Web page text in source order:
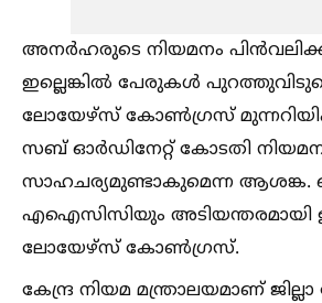
അനർഹരുടെ നിയമനം
ഇല്ലെങ്കില്‍ പേരുകള്‍
ലോയേഴ്സ് കോണ്‍ഗ്രസ് മുന്നറിയിപ്പ്
സബ് ഓർഡിനേറ്റ് കോടതി
സാഹചര്യമുണ്ടാകുമെന്ന ആശങ്ക.
എഐസിസിയും അടിയന്തരമായി
ലോയേഴ്സ് കോണ്‍ഗ്രസ്.
കേന്ദ്ര നിയമ മന്ത്രാലയമാണ്